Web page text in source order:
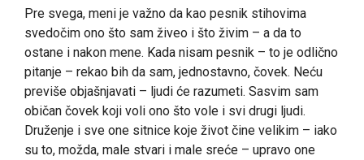
Pre svega, meni je važno da kao pesnik stihovima
svedočim ono što sam živeo i što živim – a da to
ostane i nakon mene. Kada nisam pesnik – to je odlično
pitanje – rekao bih da sam, jednostavno, čovek. Neću
previše objašnjavati – ljudi će razumeti. Sasvim sam
običan čovek koji voli ono što vole i svi drugi ljudi.
Druženje i sve one sitnice koje život čine velikim – iako
su to, možda, male stvari i male sreće – upravo one